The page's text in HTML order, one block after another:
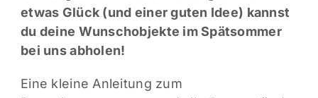
etwas Glück (und einer guten Idee) kannst
du deine Wunschobjekte im Spätsommer
bei uns abholen!
Eine kleine Anleitung zum